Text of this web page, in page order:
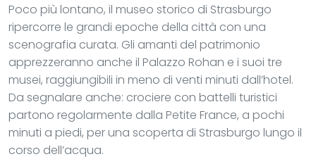
Poco più lontano, il museo storico di Strasburgo
ripercorre le grandi epoche della città con una
scenografia curata. Gli amanti del patrimonio
apprezzeranno anche il Palazzo Rohan e i suoi tre
musei, raggiungibili in meno di venti minuti dall’hotel.
Da segnalare anche: crociere con battelli turistici
partono regolarmente dalla Petite France, a pochi
minuti a piedi, per una scoperta di Strasburgo lungo il
corso dell’acqua.